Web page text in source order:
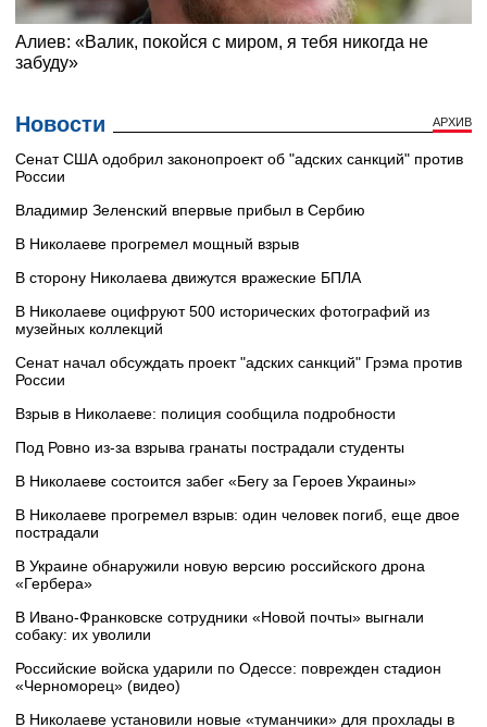
Новости АРХИВ
Сенат США одобрил законопроект об "адских санкций" против
России
Владимир Зеленский впервые прибыл в Сербию
В Николаеве прогремел мощный взрыв
В сторону Николаева движутся вражеские БПЛА
В Николаеве оцифруют 500 исторических фотографий из
музейных коллекций
Сенат начал обсуждать проект "адских санкций" Грэма против
России
Взрыв в Николаеве: полиция сообщила подробности
Под Ровно из-за взрыва гранаты пострадали студенты
В Николаеве состоится забег «Бегу за Героев Украины»
В Николаеве прогремел взрыв: один человек погиб, еще двое
пострадали
В Украине обнаружили новую версию российского дрона
«Гербера»
В Ивано-Франковске сотрудники «Новой почты» выгнали
собаку: их уволили
Российские войска ударили по Одессе: поврежден стадион
«Черноморец» (видео)
В Николаеве установили новые «туманчики» для прохлады в